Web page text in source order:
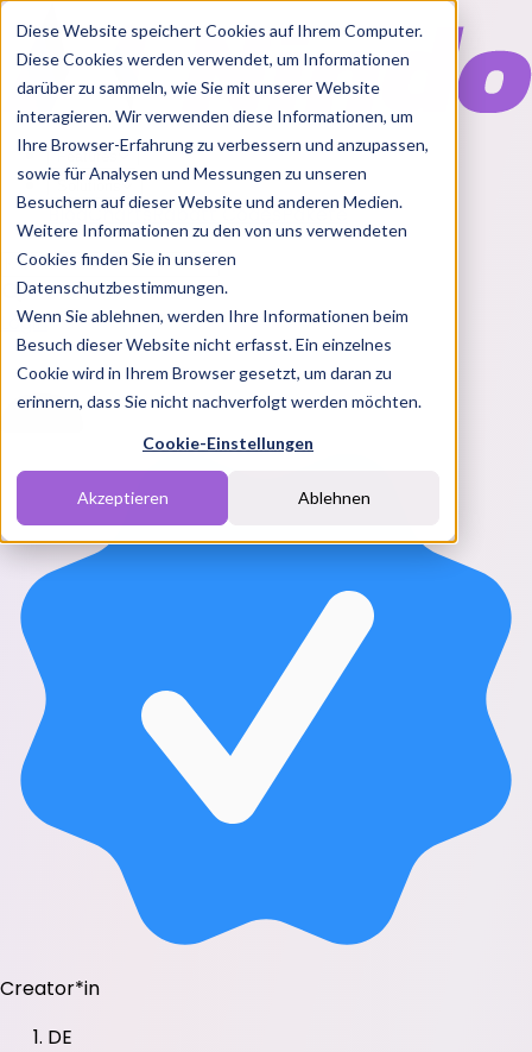
Diese Website speichert Cookies auf Ihrem Computer.
Diese Cookies werden verwendet, um Informationen
darüber zu sammeln, wie Sie mit unserer Website
interagieren. Wir verwenden diese Informationen, um
Ihre Browser-Erfahrung zu verbessern und anzupassen,
sowie für Analysen und Messungen zu unseren
Besuchern auf dieser Website und anderen Medien.
Weitere Informationen zu den von uns verwendeten
Cookies finden Sie in unseren
Datenschutzbestimmungen.
Wenn Sie ablehnen, werden Ihre Informationen beim
Besuch dieser Website nicht erfasst. Ein einzelnes
Cookie wird in Ihrem Browser gesetzt, um daran zu
erinnern, dass Sie nicht nachverfolgt werden möchten.
Cookie-Einstellungen
Akzeptieren Ablehnen
Features
Solutions
BlogChartsRabatt CodesPakete
Login
Creator*in
DE